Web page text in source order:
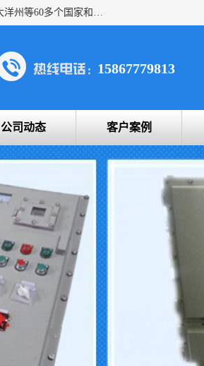
浙创防爆公司产品得到了 国内外广大用户的青眯，销售网络遍布全国各地及远销东南亚，非洲，中东，大洋州等60多个国家和地区，并初步建立起以中国大陆为总部的全球营销体系。 专业生产：防爆电气，BXMD系列防爆照明动力配电箱，BJX防爆接线箱，BKX防爆控制箱，防爆检修电源箱，防爆开关箱，不锈钢防爆箱，201/304/316不锈钢防爆配电箱系列， 防爆防腐系列，防爆防腐操作柱，防爆防腐控制箱 浙创防爆
15867779813
公司动态 客户案例